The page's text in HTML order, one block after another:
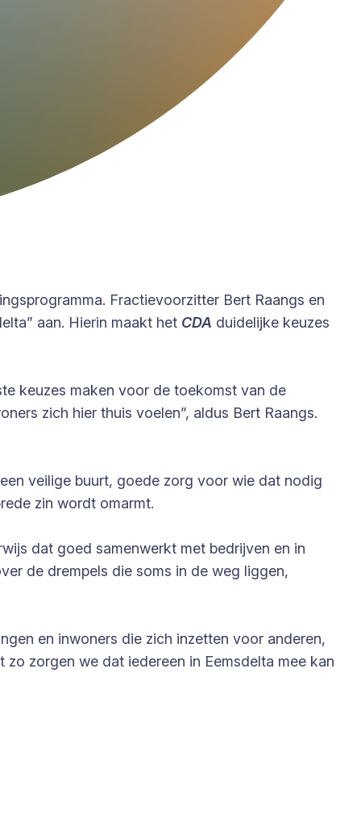
Fractievoorzitter Bert Raangs en
aan. Hierin maakt het CDA duidelijke keuzes
keuzes maken voor de toekomst van de
zich hier thuis voelen”, aldus Bert Raangs.
veilige buurt, goede zorg voor wie dat nodig
zin wordt omarmt.
dat goed samenwerkt met bedrijven en in
de drempels die soms in de weg liggen,
en inwoners die zich inzetten voor anderen,
zorgen we dat iedereen in Eemsdelta mee kan